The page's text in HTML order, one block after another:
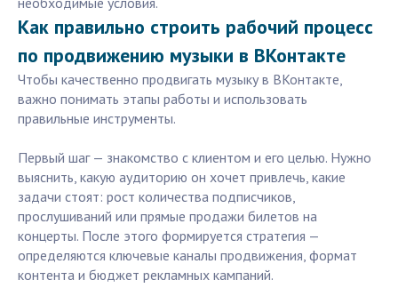
Как правильно строить рабочий процесс
по продвижению музыки в ВКонтакте
Чтобы качественно продвигать музыку в ВКонтакте,
важно понимать этапы работы и использовать
правильные инструменты.
Первый шаг — знакомство с клиентом и его целью. Нужно
выяснить, какую аудиторию он хочет привлечь, какие
задачи стоят: рост количества подписчиков,
прослушиваний или прямые продажи билетов на
концерты. После этого формируется стратегия —
определяются ключевые каналы продвижения, формат
контента и бюджет рекламных кампаний.